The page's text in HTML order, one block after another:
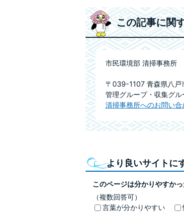
この記事に関
市民環境部 清掃事務所
〒039-1107 青森県八戸
管理グループ・収集グ
清掃事務所へのお問い合
より良いサイトに
このページは分かりやすか
（複数回答可）
言葉が分かりやすい